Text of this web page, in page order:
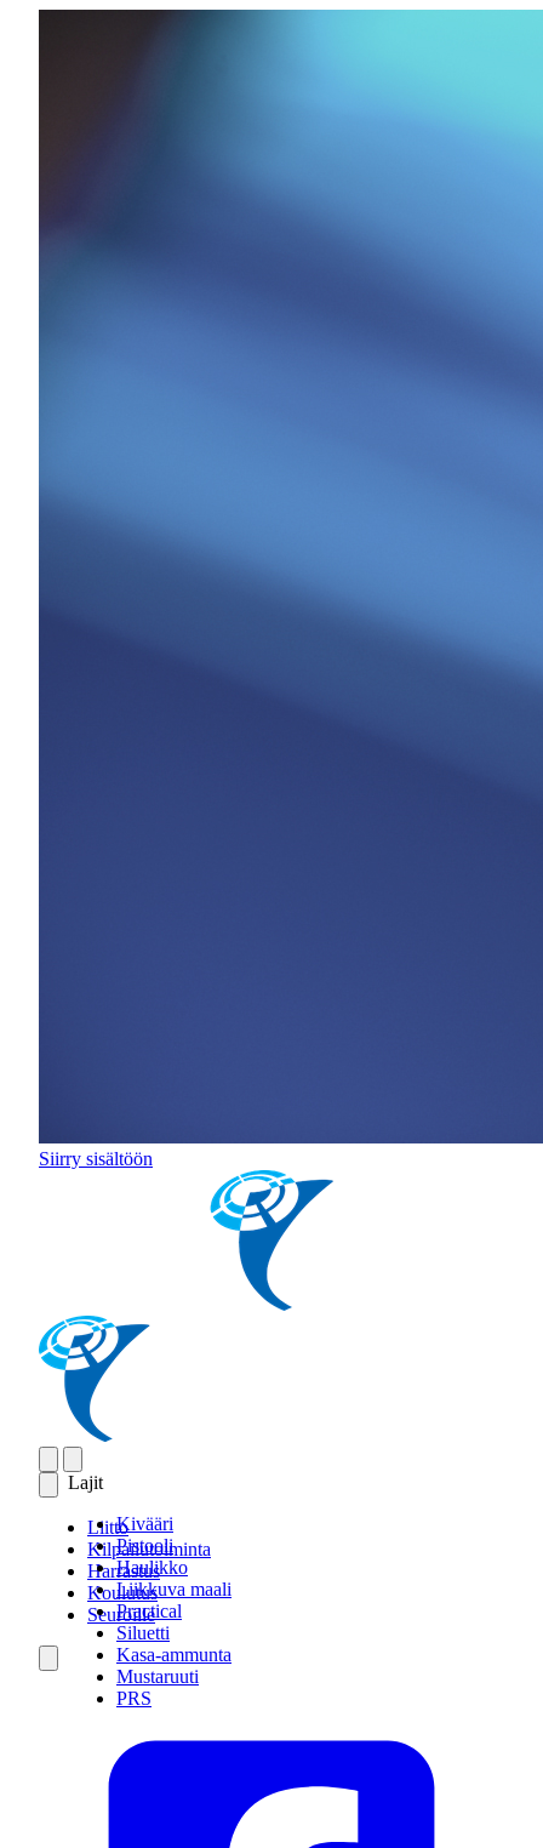
Siirry sisältöön
Lajit
Kivääri
Pistooli
Haulikko
Liikkuva maali
Practical
Siluetti
Kasa-ammunta
Mustaruuti
PRS
Liitto
Kilpailutoiminta
Harrastus
Koulutus
Seuroille